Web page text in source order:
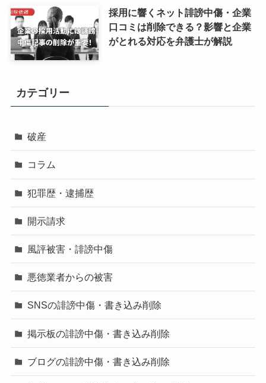
採用に響くネット誹謗中傷・企業
口コミは削除できる？影響と企業
がとれる対応を弁護士が解説
カテゴリー
破産
コラム
犯罪歴・逮捕歴
開示請求
風評被害・誹謗中傷
悪徳業者からの被害
SNSの誹謗中傷・書き込み削除
掲示板の誹謗中傷・書き込み削除
ブログの誹謗中傷・書き込み削除